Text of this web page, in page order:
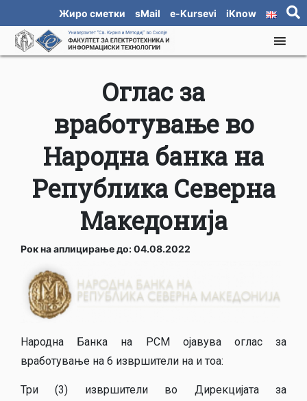
Жиро сметки sMail e-Kursevi iKnow
Оглас за
вработување во
Народна банка на
Република Северна
Македонија
Рок на аплицирање до: 04.08.2022
Народна Банка на РСМ ојавува оглас за
вработување на 6 извршители на и тоа:
Три (3) извршители во Дирекцијата за